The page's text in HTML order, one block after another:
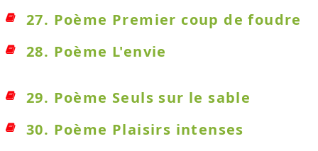
27. Poème Premier coup de foudre
28. Poème L'envie
29. Poème Seuls sur le sable
30. Poème Plaisirs intenses